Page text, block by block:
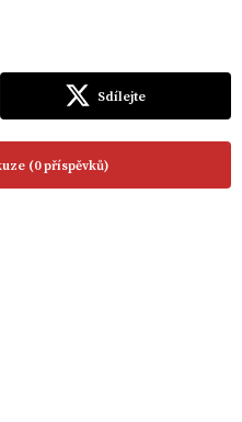
Sdílejte
(0 příspěvků)